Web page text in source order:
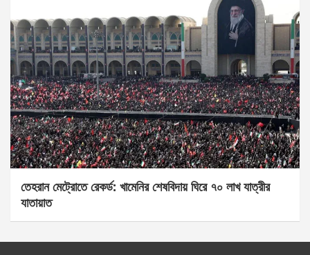
তেহরান মেট্রোতে রেকর্ড: খামেনির শেষবিদায় ঘিরে ৭০ লাখ যাত্রীর
যাতায়াত